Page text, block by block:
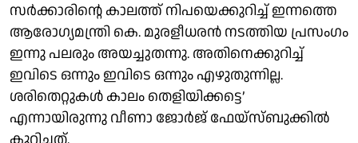
സർക്കാരിന്റെ കാലത്ത് നിപയെക്കുറിച്ച് ഇന്നത്തെ
ആരോഗ്യമന്ത്രി കെ. മുരളീധരൻ നടത്തിയ പ്രസംഗം
ഇന്നു പലരും അയച്ചുതന്നു. അതിനെക്കുറിച്ച്
ഇവിടെ ഒന്നും ഇവിടെ ഒന്നും എഴുതുന്നില്ല.
ശരിതെറ്റുകൾ കാലം തെളിയിക്കട്ടെ’
എന്നായിരുന്നു വീണാ ജോർജ് ഫേയ്സ്ബുക്കിൽ